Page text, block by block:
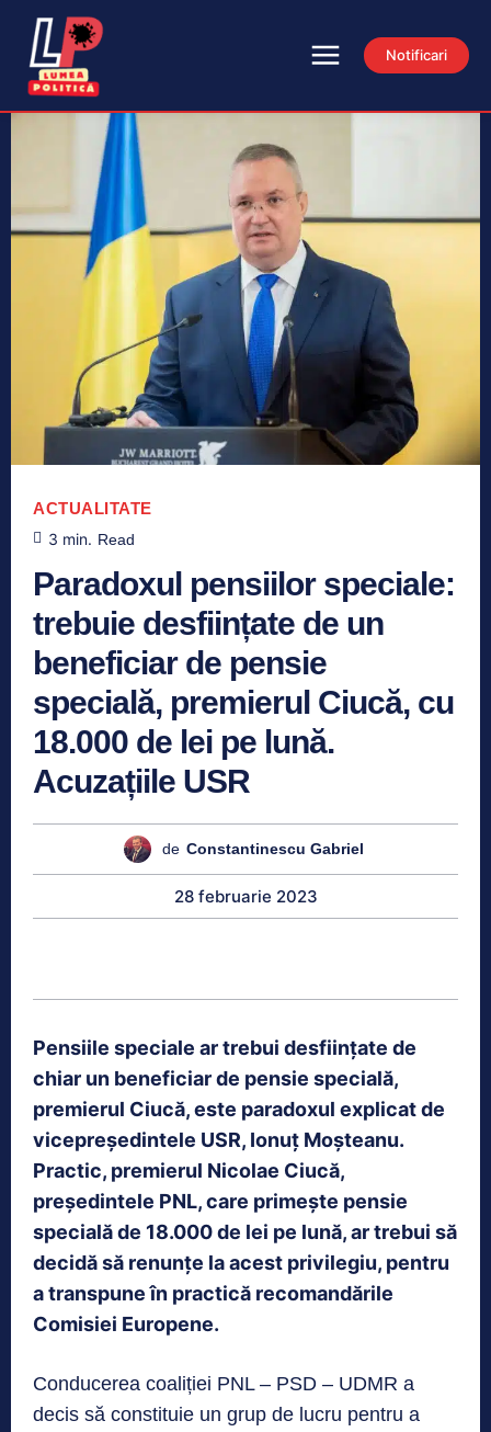
Notificari
ACTUALITATE
3 min. Read
Paradoxul pensiilor speciale:
trebuie desființate de un
beneficiar de pensie
specială, premierul Ciucă, cu
18.000 de lei pe lună.
Acuzațiile USR
de Constantinescu Gabriel
28 februarie 2023
Pensiile speciale ar trebui desființate de
chiar un beneficiar de pensie specială,
premierul Ciucă, este paradoxul explicat de
vicepreședintele USR, Ionuț Moșteanu.
Practic, premierul Nicolae Ciucă,
președintele PNL, care primește pensie
specială de 18.000 de lei pe lună, ar trebui să
decidă să renunțe la acest privilegiu, pentru
a transpune în practică recomandările
Comisiei Europene.
Conducerea coaliției PNL – PSD – UDMR a
decis să constituie un grup de lucru pentru a